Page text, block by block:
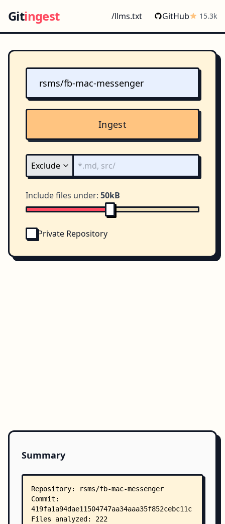
Gitingest /llms.txt GitHub 15.3k
Ingest
Include files under: 50kB
Private Repository
Summary